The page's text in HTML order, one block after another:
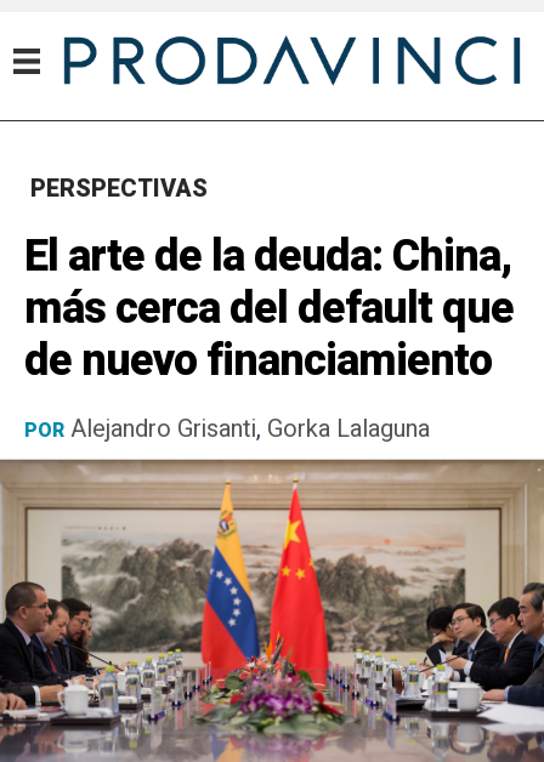
PERSPECTIVAS
El arte de la deuda: China,
más cerca del default que
de nuevo financiamiento
POR Alejandro Grisanti, Gorka Lalaguna